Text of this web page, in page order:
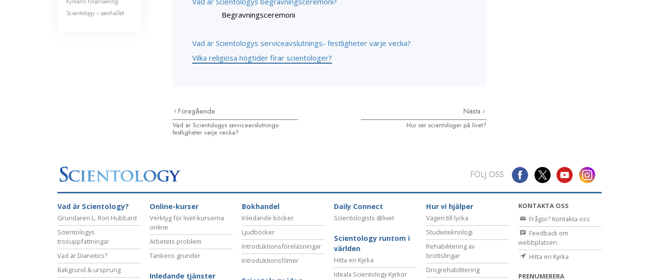
Begravningsceremoni
Vad är Scientologys serviceavslutnings- festligheter varje vecka?
Vilka religiösa högtider firar scientologer?
Föregående
Vad är Scientologys serviceavslutnings-
festligheter varje vecka?
Nästa
Hur ser scientologer på livet?
Scientology i samhället
FÖLJ OSS
Vad är Scientology?
Grundaren L. Ron Hubbard
Scientologys
trosuppfattningar
Vad är Dianetics?
Bakgrund & ursprung
Online-kurser
Verktyg för livet-kurserna
online
Arbetets problem
Tankens grunder
Inledande tjänster
Bokhandel
Inledande böcker
Ljudböcker
Introduktionsföreläsningar
Introduktionsfilmer
Daily Connect
Scientologists @livet
Scientology runtom i
världen
Hitta en Kyrka
Ideala Scientology Kyrkor
Hur vi hjälper
Vägen till lycka
Studieteknologi
Rehabilitering av
brottslingar
Drogrehabilitering
KONTAKTA OSS
Frågor? Kontakta oss
Feedback om
webbplatsen
Hitta en Kyrka
PRENUMERERA